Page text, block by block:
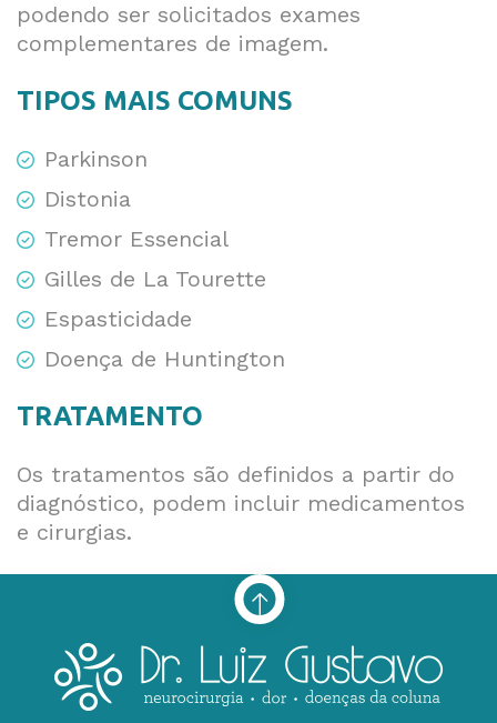
podendo ser solicitados exames
complementares de imagem.
TIPOS MAIS COMUNS
Parkinson
Distonia
Tremor Essencial
Gilles de La Tourette
Espasticidade
Doença de Huntington
TRATAMENTO
Os tratamentos são definidos a partir do
diagnóstico, podem incluir medicamentos
e cirurgias.